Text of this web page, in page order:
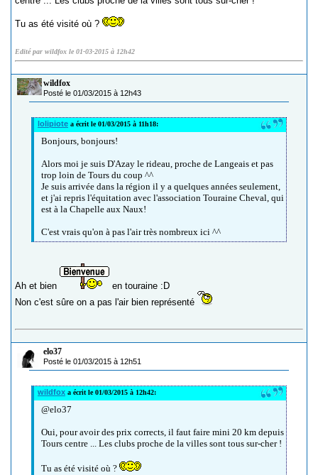
Tu as été visité où ?
Edité par wildfox le 01-03-2015 à 12h42
wildfox
Posté le 01/03/2015 à 12h43
lolipiote a écrit le 01/03/2015 à 11h18:
Bonjours, bonjours!
Alors moi je suis D'Azay le rideau, proche de Langeais et pas
trop loin de Tours du coup ^^
Je suis arrivée dans la région il y a quelques années seulement,
et j'ai repris l'équitation avec l'association Touraine Cheval, qui
est à la Chapelle aux Naux!
C'est vrais qu'on à pas l'air très nombreux ici ^^
Ah et bien
en touraine :D
Non c'est sûre on a pas l'air bien représenté
elo37
Posté le 01/03/2015 à 12h51
wildfox a écrit le 01/03/2015 à 12h42:
@elo37
Oui, pour avoir des prix corrects, il faut faire mini 20 km depuis
Tours centre ... Les clubs proche de la villes sont tous sur-cher !
Tu as été visité où ?